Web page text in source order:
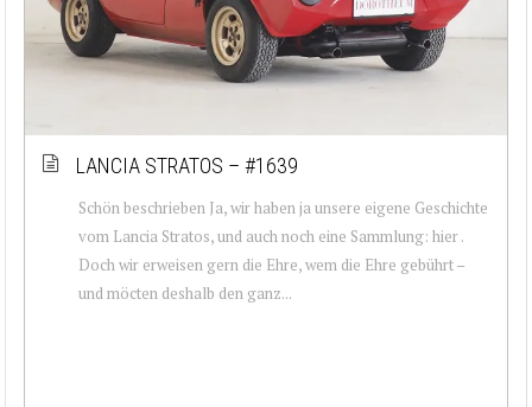
LANCIA STRATOS – #1639
Schön beschrieben Ja, wir haben ja unsere eigene Geschichte
vom Lancia Stratos, und auch noch eine Sammlung: hier .
Doch wir erweisen gern die Ehre, wem die Ehre gebührt –
und möcten deshalb den ganz...